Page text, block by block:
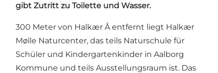
gibt Zutritt zu Toilette und Wasser.
300 Meter von Halkær Å entfernt liegt Halkær
Mølle Naturcenter, das teils Naturschule für
Schüler und Kindergartenkinder in Aalborg
Kommune und teils Ausstellungsraum ist. Das